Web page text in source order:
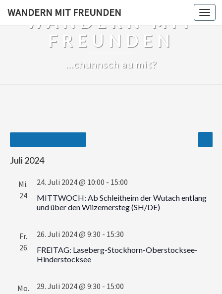
WANDERN MIT FREUNDEN
WANDERN MIT
FREUNDEN
…chunnsch au mit?
Liste
Sie
das
Datum
Juli 2024
Mi.
24
MITTWOCH: Ab Schleitheim der Wutach entlang
und über den Wiizemersteg (SH/DE)
24. Juli 2024 @ 10:00 - 15:00
Fr.
26
FREITAG: Laseberg-Stockhorn-Oberstocksee-
Hinderstocksee
26. Juli 2024 @ 9:30 - 15:30
Mo.
29. Juli 2024 @ 9:30 - 15:00